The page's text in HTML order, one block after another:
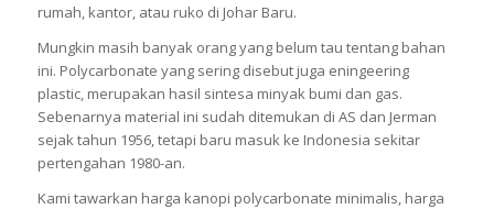
rumah, kantor, atau ruko di Johar Baru.
Mungkin masih banyak orang yang belum tau tentang bahan
ini. Polycarbonate yang sering disebut juga eningeering
plastic, merupakan hasil sintesa minyak bumi dan gas.
Sebenarnya material ini sudah ditemukan di AS dan Jerman
sejak tahun 1956, tetapi baru masuk ke Indonesia sekitar
pertengahan 1980-an.
Kami tawarkan harga kanopi polycarbonate minimalis, harga